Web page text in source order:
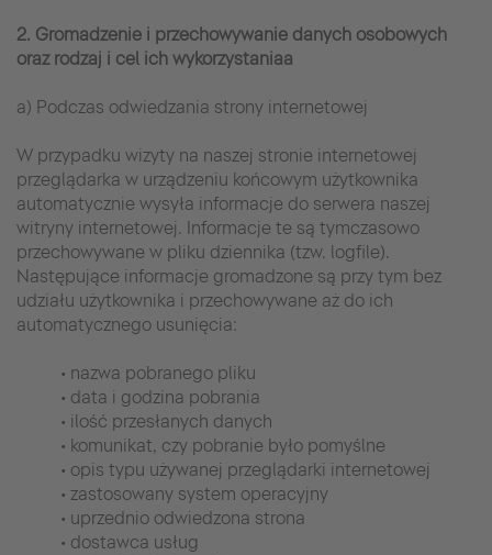
2. Gromadzenie i przechowywanie danych osobowych
oraz rodzaj i cel ich wykorzystaniaa
a) Podczas odwiedzania strony internetowej
W przypadku wizyty na naszej stronie internetowej
przeglądarka w urządzeniu końcowym użytkownika
automatycznie wysyła informacje do serwera naszej
witryny internetowej. Informacje te są tymczasowo
przechowywane w pliku dziennika (tzw. logfile).
Następujące informacje gromadzone są przy tym bez
udziału użytkownika i przechowywane aż do ich
automatycznego usunięcia:
• nazwa pobranego pliku
• data i godzina pobrania
• ilość przesłanych danych
• komunikat, czy pobranie było pomyślne
• opis typu używanej przeglądarki internetowej
• zastosowany system operacyjny
• uprzednio odwiedzona strona
• dostawca usług